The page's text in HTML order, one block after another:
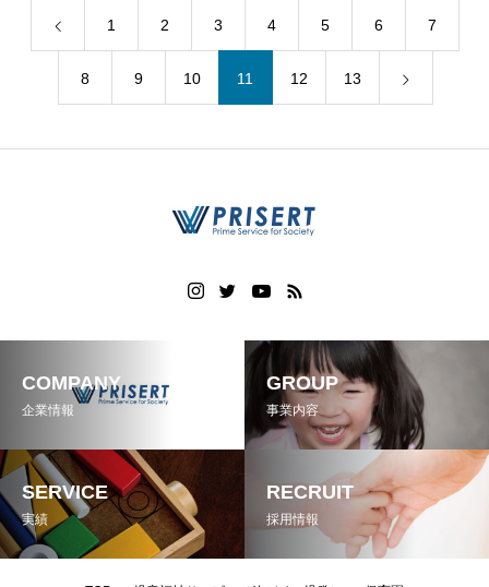
1 2 3 4 5 6 7
8 9 10 11 12 13
COMPANY
企業情報
GROUP
事業内容
SERVICE
実績
RECRUIT
採用情報